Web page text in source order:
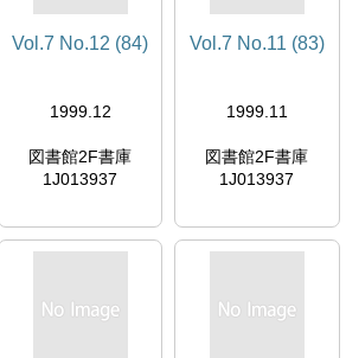
Vol.7 No.12 (84)
1999.12
図書館2F書庫
1J013937
Vol.7 No.11 (83)
1999.11
図書館2F書庫
1J013937